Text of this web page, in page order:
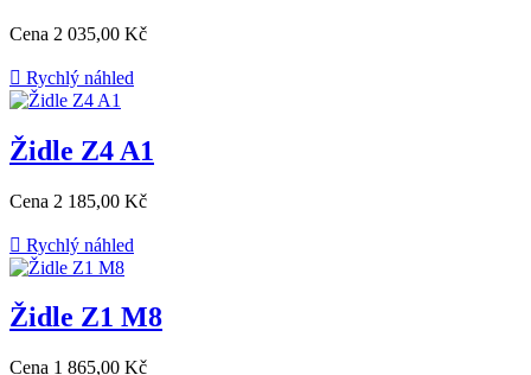
Cena 2 035,00 Kč
 Rychlý náhled
Židle Z4 A1
Cena 2 185,00 Kč
 Rychlý náhled
Židle Z1 M8
Cena 1 865,00 Kč